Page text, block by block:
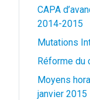
CAPA
2014-2015
Mutations
Réforme du
Moyens
janvier 2015